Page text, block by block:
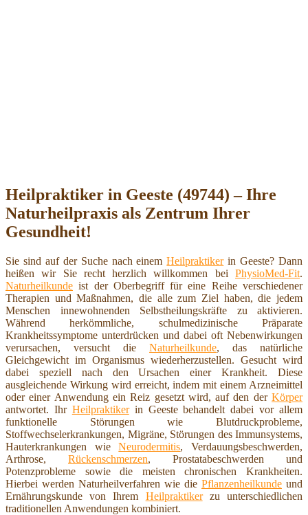
Heilpraktiker in Geeste (49744) – Ihre
Naturheilpraxis als Zentrum Ihrer
Gesundheit!
Sie sind auf der Suche nach einemHeilpraktikerin Geeste? Dann
heißen wir Sie recht herzlich willkommen bei PhysioMed-Fit.
Naturheilkunde ist der Oberbegriff für eine Reihe verschiedener
Therapien und Maßnahmen, die alle zum Ziel haben, die jedem
Menschen innewohnenden Selbstheilungskräfte zu aktivieren.
Während herkömmliche, schulmedizinische Präparate
Krankheitssymptome unterdrücken und dabei oft Nebenwirkungen
verursachen, versucht die Naturheilkunde, das natürliche
Gleichgewicht im Organismus wiederherzustellen. Gesucht wird
dabei speziell nach den Ursachen einer Krankheit. Diese
ausgleichende Wirkung wird erreicht, indem mit einem Arzneimittel
oder einer Anwendung ein Reiz gesetzt wird, auf den der Körper
antwortet. Ihr Heilpraktikerin Geeste behandelt dabei vor allem
funktionelle Störungen wie Blutdruckprobleme,
Stoffwechselerkrankungen, Migräne, Störungen des Immunsystems,
Hauterkrankungen wieNeurodermitis, Verdauungsbeschwerden,
Arthrose, Rückenschmerzen, Prostatabeschwerden und
Potenzprobleme sowie die meisten chronischen Krankheiten.
Hierbei werden Naturheilverfahren wie die Pflanzenheilkunde und
Ernährungskunde von Ihrem Heilpraktikerzu unterschiedlichen
traditionellen Anwendungen kombiniert.